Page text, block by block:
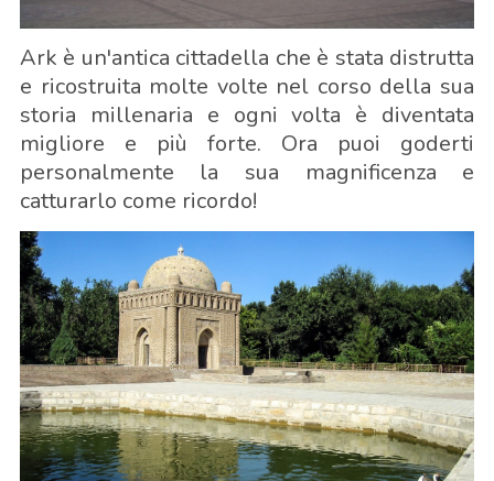
Ark è un'antica cittadella che è stata distrutta
e ricostruita molte volte nel corso della sua
storia millenaria e ogni volta è diventata
migliore e più forte. Ora puoi goderti
personalmente la sua magnificenza e
catturarlo come ricordo!